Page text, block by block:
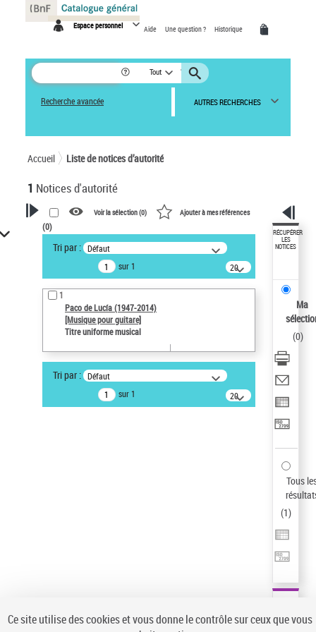
Espace personnel Aide Une question ? Historique
Tout
Recherche avancée AUTRES RECHERCHES
Accueil Liste de notices d’autorité
1 Notices d'autorité
VOTRE RECHERCHE
Recherche avancée dans les
notices d’autorité
Œuvres liées à l'auteur :
Paco de Lucía (1947-2014)
Type de notice d'autorité
Voir la sélection (0) Ajouter à mes références
(0)
Tri par : Défaut
sur 1
20
résultats/page
1
Paco de Lucía (1947-2014)
[Musique pour guitare]
Titre uniforme musical
Tri par : Défaut
sur 1
20
résultats/page
RÉCUPÉRER
LES
NOTICES
Ma
(0)
Tous
(1)
Panneau de gestion des cookies
Ce site utilise des cookies et vous donne le contrôle sur ceux que vous